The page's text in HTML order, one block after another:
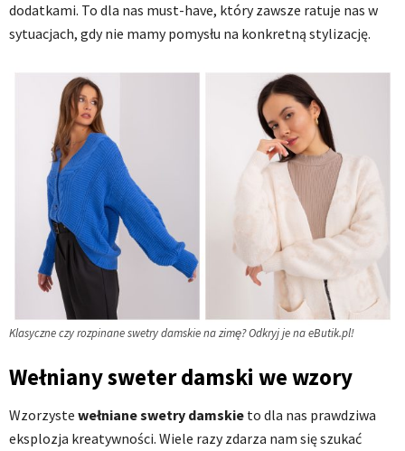
dodatkami. To dla nas must-have, który zawsze ratuje nas w
sytuacjach, gdy nie mamy pomysłu na konkretną stylizację.
Klasyczne czy rozpinane swetry damskie na zimę? Odkryj je na eButik.pl!
Wełniany sweter damski we wzory
Wzorzyste wełniane swetry damskie to dla nas prawdziwa
eksplozja kreatywności. Wiele razy zdarza nam się szukać